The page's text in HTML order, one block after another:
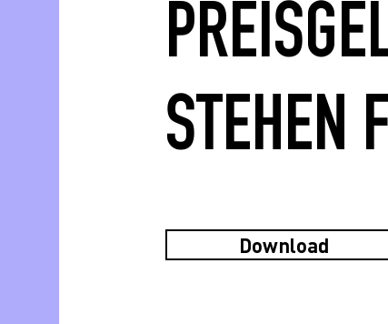
STEHEN
Download